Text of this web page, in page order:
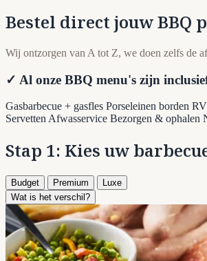
Bestel direct jouw BBQ
Wij ontzorgen van A tot Z, we doen zelfs de
✓ Al onze BBQ menu's zijn
Gasbarbecue + gasfles Porseleinen borden
ServettenAfwasservice Bezorgen & ophalen
Stap 1: Kies uw
Budget Premium
Luxe
Wat is het verschil?